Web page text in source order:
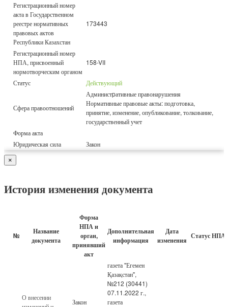
Регистрационный номер
акта в Государственном
реестре нормативных
правовых актов
Республики Казахстан
173443
Регистрационный номер
НПА, присвоенный
нормотворческим органом
158-VII
Статус Действующий
Сфера правоотношений
Администpативные правонарушения
Нормативные правовые акты: подготовка,
принятие, изменение, опубликование, толкование,
государственный учет
Форма акта
Юридическая сила
Закон
×
История изменения документа
№
Название
документа
Форма
НПА и
орган,
принявший
акт
Дополнительная
информация
Дата
изменения Статус НПА
О внесении
Закон
газета "Егемен
Қазақстан",
№212 (30441)
07.11.2022 г.,
газета